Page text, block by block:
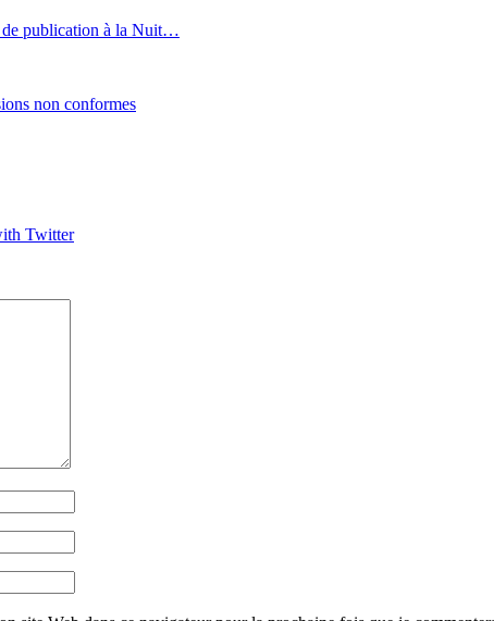
de publication à la Nuit…
non conformes
Twitter